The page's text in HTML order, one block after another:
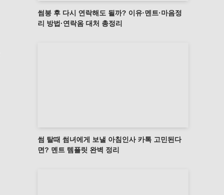
썸붕 후 다시 연락해도 될까? 이유·멘트·마음정
리 방법·연락옴 대처 총정리
썸 탈때 썸녀에게 보낼 아침인사 카톡 고민된다
면? 멘트 템플릿 완벽 정리